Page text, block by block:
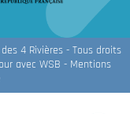
4 Rivières - Tous droits
avec WSB - Mentions